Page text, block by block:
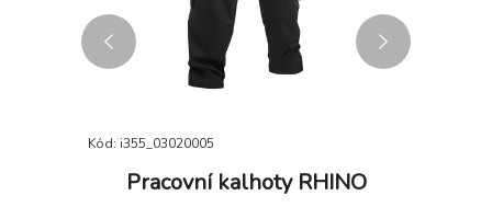
Kód: i355_03020005
Pracovní kalhoty RHINO